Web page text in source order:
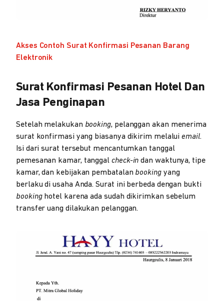
Akses Contoh Surat Konfirmasi Pesanan Barang
Elektronik
Surat Konfirmasi Pesanan Hotel Dan
Jasa Penginapan
Setelah melakukan booking, pelanggan akan menerima
surat konfirmasi yang biasanya dikirim melaluiemail.
Isi dari surat tersebut mencantumkan tanggal
pemesanan kamar, tanggal check-indan waktunya, tipe
kamar, dan kebijakan pembatalan booking yang
berlaku di usaha Anda. Surat ini berbeda dengan bukti
booking hotel karena ada sudah dikirimkan sebelum
transfer uang dilakukan pelanggan.